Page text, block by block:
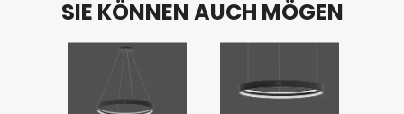
SIE KÖNNEN AUCH MÖGEN